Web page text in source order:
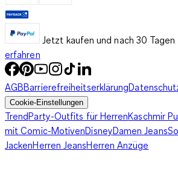
Jetzt kaufen und nach 30 Tagen
erfahren
AGBBarrierefreiheitserklärung
Cookie-Einstellungen
TrendParty-Outfits für HerrenKaschmir
mit Comic-MotivenDisneyDamen Jeans
JackenHerren JeansHerren Anzüge